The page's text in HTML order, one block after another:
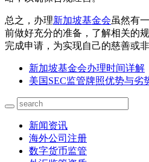
总之，办理新加坡基金会虽然有
前做好充分的准备，了解相关的
完成申请，为实现自己的慈善或
新加坡基金会办理时间详解
美国SEC监管牌照优势与劣
新闻资讯
海外公司注册
数字货币监管